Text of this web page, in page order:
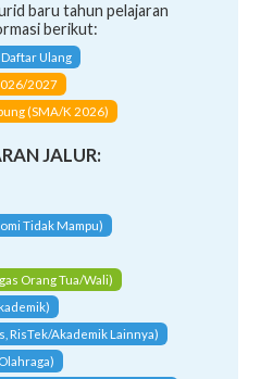
baru tahun pelajaran
berikut:
Ulang
2027
(SMA/K 2026)
JALUR:
Tidak Mampu)
Orang Tua/Wali)
RisTek/Akademik Lainnya)